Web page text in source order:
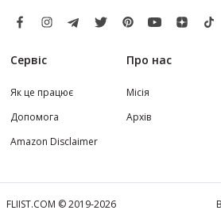
Сервіс
Як це працює
Допомога
Amazon Disclaimer
Про нас
Місія
Архів
FLIIST.COM © 2019-2026